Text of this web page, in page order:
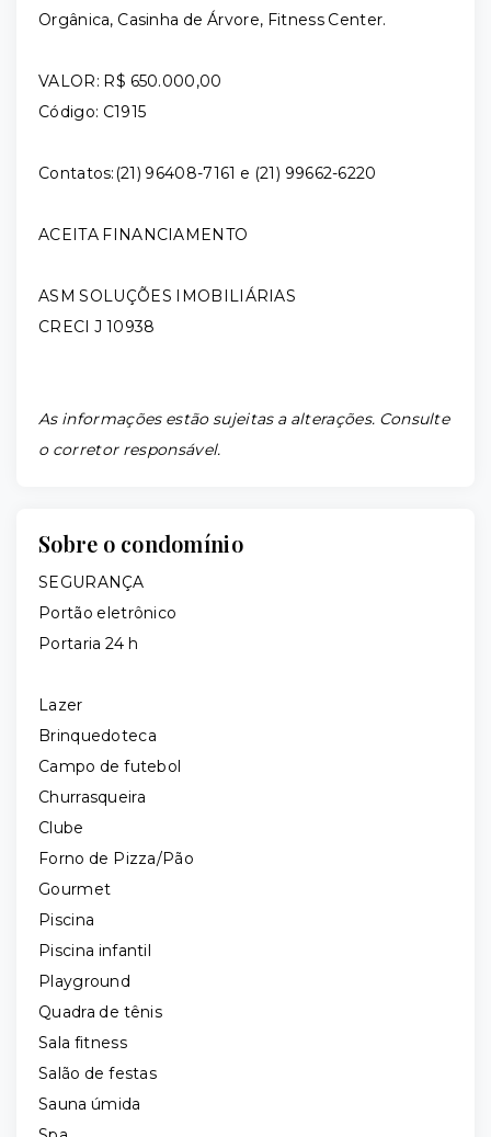
Orgânica, Casinha de Árvore, Fitness Center.
VALOR: R$ 650.000,00
Código: C1915
Contatos:(21) 96408-7161 e (21) 99662-6220
ACEITA FINANCIAMENTO
ASM SOLUÇÕES IMOBILIÁRIAS
CRECI J 10938
As informações estão sujeitas a alterações. Consulte
o corretor responsável.
Sobre o condomínio
SEGURANÇA
Portão eletrônico
Portaria 24 h
Lazer
Brinquedoteca
Campo de futebol
Churrasqueira
Clube
Forno de Pizza/Pão
Gourmet
Piscina
Piscina infantil
Playground
Quadra de tênis
Sala fitness
Salão de festas
Sauna úmida